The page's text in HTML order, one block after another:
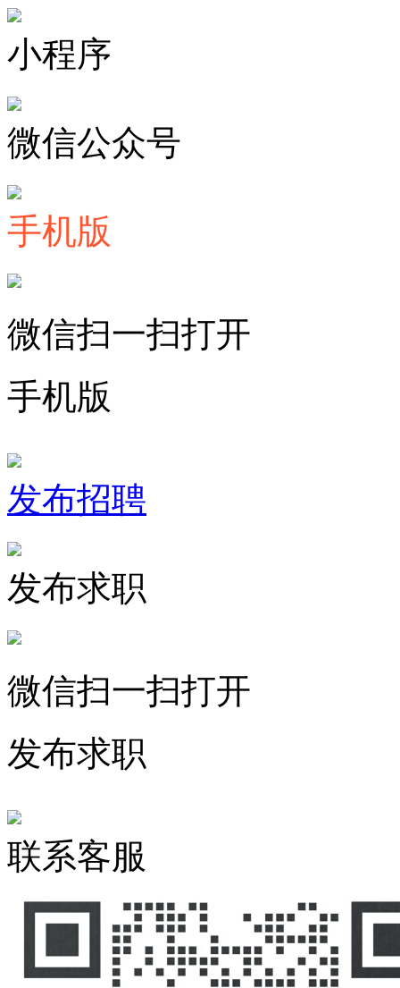
小程序
微信公众号
手机版
微信扫一扫打开
手机版
发布招聘
发布求职
微信扫一扫打开
发布求职
联系客服